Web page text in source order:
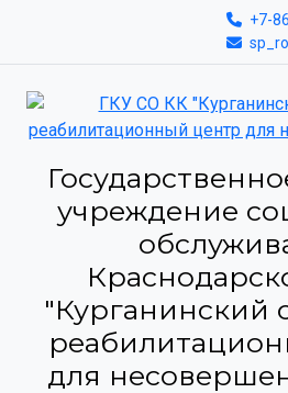
+7-
учреждение
"Курганинский
для